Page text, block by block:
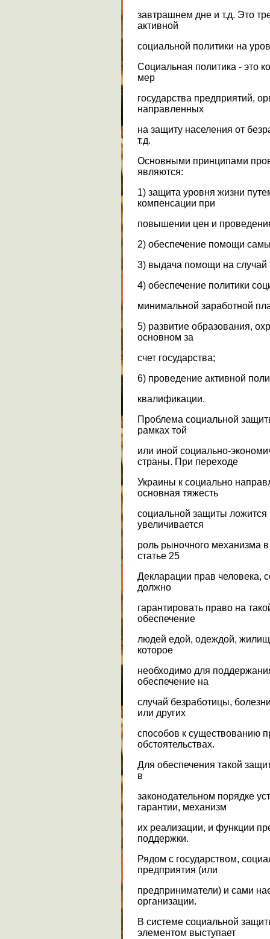
завтрашнем дне и т.д. Это
активной
социальной политики на
Социальная политика - это
мер
государства предприятий,
направленных
на защиту населения от
т.д.
Основными принципами
являются:
1) защита уровня жизни
компенсации при
повышении цен и
2) обеспечение помощи
3) выдача помощи на случай
4) обеспечение политики
минимальной заработной
5) развитие образования,
основном за
счет государства;
6) проведение активной
квалификации.
Проблема социальной
рамках той
или иной социально-
страны. При переходе
Украины к социально
основная тяжесть
социальной защиты ложится
увеличивается
роль рыночного механизма
статье 25
Декларации прав человека,
должно
гарантировать право на
обеспечение
людей едой, одеждой,
которое
необходимо для
обеспечение на
случай безработицы,
или других
способов к существованию
обстоятельствах.
Для обеспечения такой
в
законодательном порядке
гарантии, механизм
их реализации, и функции
поддержки.
Рядом с государством,
предприятия (или
предприниматели) и сами
организации.
В системе социальной
элементом выступает